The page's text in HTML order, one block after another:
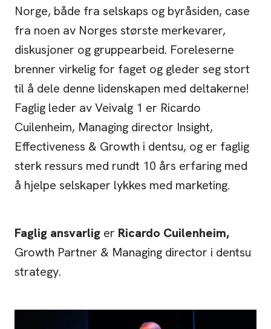
Norge, både fra selskaps og byråsiden, case
fra noen av Norges største merkevarer,
diskusjoner og gruppearbeid. Foreleserne
brenner virkelig for faget og gleder seg stort
til å dele denne lidenskapen med deltakerne!
Faglig leder av Veivalg 1 er Ricardo
Cuilenheim, Managing director Insight,
Effectiveness & Growth i dentsu, og er faglig
sterk ressurs med rundt 10 års erfaring med
å hjelpe selskaper lykkes med marketing.
Faglig ansvarlig er Ricardo Cuilenheim,
Growth Partner & Managing director i dentsu
strategy.